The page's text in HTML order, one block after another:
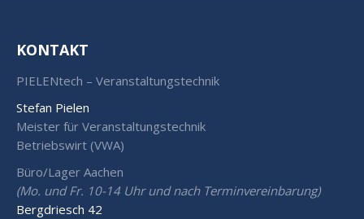
KONTAKT
PIELENtech – Veranstaltungstechnik
Stefan Pielen
Meister für Veranstaltungstechnik
Betriebswirt (VWA)
Büro/Lager Aachen
(Mo. und Fr. 10-14 Uhr und nach Terminvereinbarung)
Bergdriesch 42